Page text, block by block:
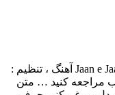
نریمان بنام جان جان با بالاترین کیفیت – Jaan e Jaan آهنگ ، تنظیم :
مراجعه کنید … متن